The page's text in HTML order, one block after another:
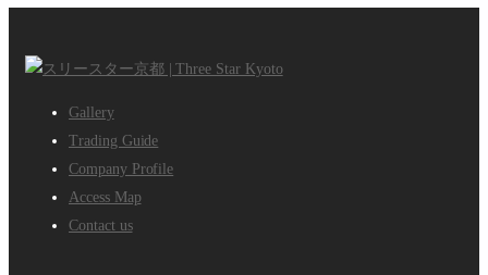
Gallery
Trading Guide
Company Profile
Access Map
Contact us